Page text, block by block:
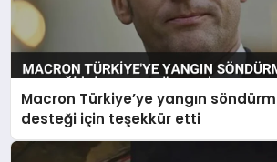
Macron Türkiye’ye yangın
desteği için teşekkür etti